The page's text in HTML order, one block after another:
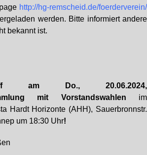
http://hg-remscheid.de/foerderverein/
werden. Bitte informiert andere
bekannt ist.
am
Do., 20.06.2024,
mit Vorstandswahlen im
Hardt Horizonte (AHH), Sauerbronnstr.
um 18:30 Uhr!